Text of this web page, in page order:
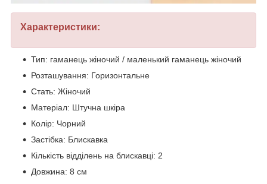
Характеристики:
Тип: гаманець жіночий / маленький гаманець жіночий
Розташування: Горизонтальне
Стать: Жіночий
Матеріал: Штучна шкіра
Колір: Чорний
Застібка: Блискавка
Кількість відділень на блискавці: 2
Довжина: 8 см